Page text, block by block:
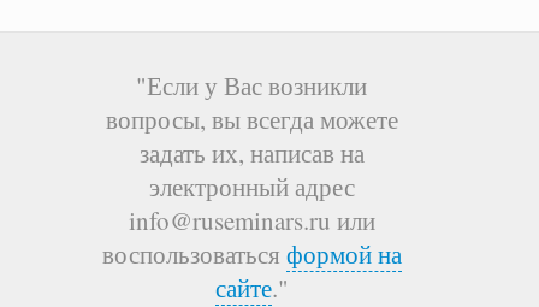
"Если у Вас возникли
вопросы, вы всегда можете
задать их, написав на
электронный адрес
info@ruseminars.ru или
воспользоваться формой на
сайте."